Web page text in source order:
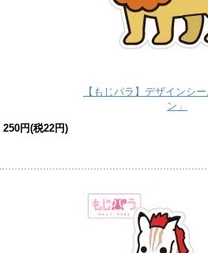
【もじパラ】デザインシ
ン」
250円(税22円)